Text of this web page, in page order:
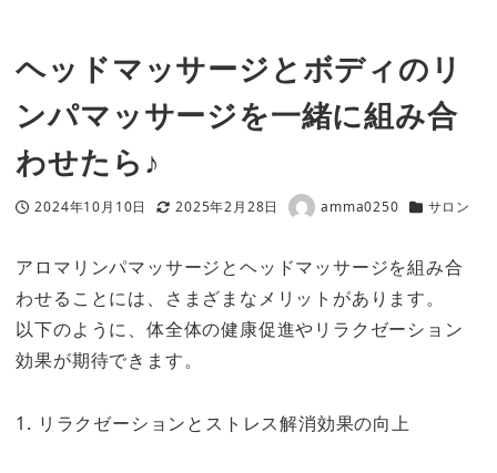
ヘッドマッサージとボディのリ
ンパマッサージを一緒に組み合
わせたら♪
投稿日
2024年10月10日
更新日
2025年2月28日
著
amma0250
カテゴリー
サロン
アロマリンパマッサージとヘッドマッサージを組み合
わせることには、さまざまなメリットがあります。
以下のように、体全体の健康促進やリラクゼーション
効果が期待できます。
1. リラクゼーションとストレス解消効果の向上